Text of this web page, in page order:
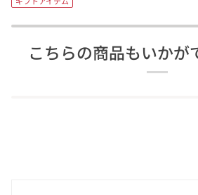
ッ
ッ
グ
こちらの商品もいかが